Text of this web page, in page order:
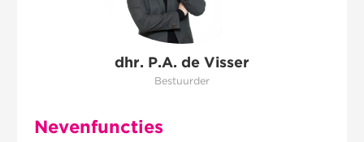
dhr. P.A. de Visser
Bestuurder
Nevenfuncties